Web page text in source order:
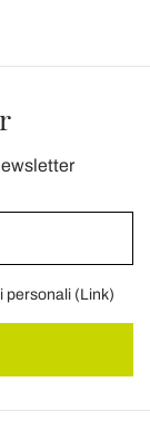
personali (Link)